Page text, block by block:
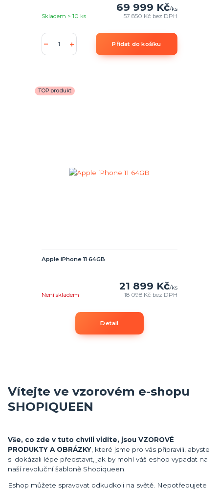
69 999 Kč/ks
57 850 Kč bez DPH
Skladem > 10 ks
Přidat do košíku
TOP produkt
Apple iPhone 11 64GB
21 899 Kč/ks
18 098 Kč bez DPH
Není skladem
Detail
Vítejte ve vzorovém e-shopu
SHOPIQUEEN
Vše, co zde v tuto chvíli vidíte, jsou VZOROVÉ
PRODUKTY A OBRÁZKY , které jsme pro vás připravili, abyste
si dokázali lépe představit, jak by mohl váš eshop vypadat na
naší revoluční šabloně Shopiqueen.
Eshop můžete spravovat odkudkoli na světě. Nepotřebujete